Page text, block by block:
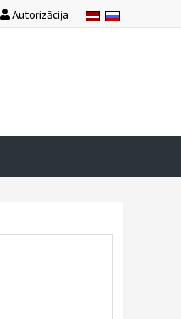
Autorizācija